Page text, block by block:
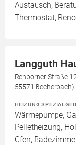
Austausch,
Thermostat,
Langguth
Rehborner Straße
55571 Becherbach)
HEIZUNG
Wärmepumpe,
Pelletheizung,
Ofen,